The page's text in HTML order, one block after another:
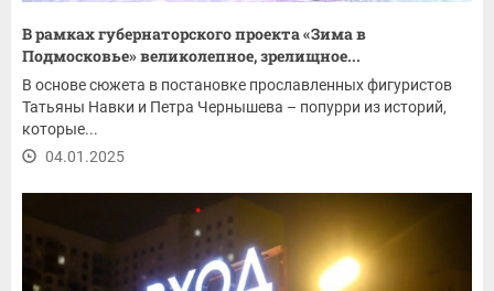
В рамках губернаторского проекта «Зима в
Подмосковье» великолепное, зрелищное...
В основе сюжета в постановке прославленных фигуристов
Татьяны Навки и Петра Чернышева – попурри из историй,
которые...
04.01.2025